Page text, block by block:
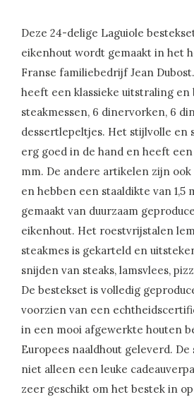
Deze 24-delige Laguiole
eikenhout wordt gemaakt in het
Franse familiebedrijf Jean
heeft een klassieke uitstraling en
steakmessen, 6 dinervorken, 6
dessertlepeltjes. Het stijlvolle en
erg goed in de hand en heeft een
mm. De andere artikelen zijn
en hebben een staaldikte van 1,5
gemaakt van duurzaam
eikenhout. Het roestvrijstalen
steakmes is gekarteld en
snijden van steaks, lamsvlees,
De bestekset is volledig
voorzien van een
in een mooi afgewerkte houten
Europees naaldhout geleverd.
niet alleen een leuke
zeer geschikt om het bestek in